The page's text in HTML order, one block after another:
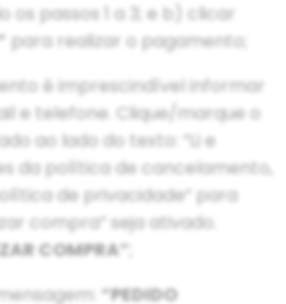
os passos 1 a 3; e b) clicar
para realizar o pagamento;
é imprescindível informar
e telefone. Clique/marque o
ao lado do texto: “Li e
da política de cancelamento,
de privacidade” para
compra” seja ativado.
COMPRA”
“PEDIDO